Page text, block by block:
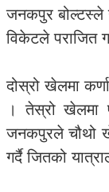
जनकपुर बोल्टस्ले
विकेटले पराजित
दोस्रो खेलमा
। तेस्रो खेलमा
जनकपुरले चौथो
गर्दै जितको